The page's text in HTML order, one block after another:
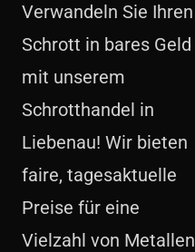
Verwandeln Sie Ihren
Schrott in bares Geld
mit unserem
Schrotthandel in
Liebenau! Wir bieten
faire, tagesaktuelle
Preise für eine
Vielzahl von Metallen